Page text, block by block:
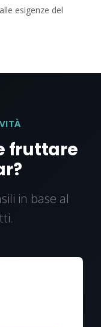
esigenze del
fruttare
in base al